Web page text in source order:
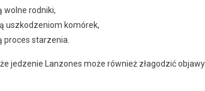
wolne rodniki,
uszkodzeniom komórek,
proces starzenia.
jedzenie Lanzones może również złagodzić